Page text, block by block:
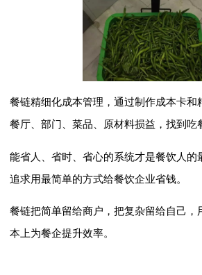
餐链精细化成本管理，通过制作成本卡和
餐厅、部门、菜品、原材料损益，找到吃
能省人、省时、省心的系统才是餐饮人的
追求用最简单的方式给餐饮企业省钱。
餐链把简单留给商户，把复杂留给自己，
本上为餐企提升效率。